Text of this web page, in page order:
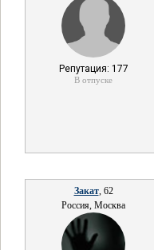
Репутация: 177
В отпуске
Закат, 62
Россия, Москва